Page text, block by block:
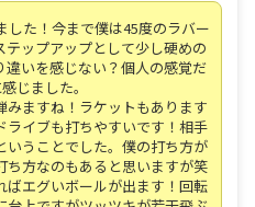
した！今まで僕は45度のラバー
ップアップとして少し硬めの
いを感じない？個人の感覚だ
じました。
ますね！ラケットもあります
ライブも打ちやすいです！相手
いうことでした。僕の打ち方が
方なのもあると思いますが笑
ばエグいボールが出ます！回転